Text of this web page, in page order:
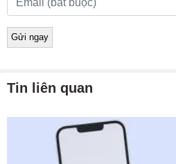
Tin liên quan